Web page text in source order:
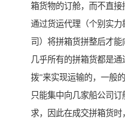
箱货物的订舱，而不直
通过货运代理（个别实
司）将拼箱货拼整后才能
几乎所有的拼箱货都是
拨”来实现运输的，一般
只能集中向几家船公司
求，因此在成交拼箱货